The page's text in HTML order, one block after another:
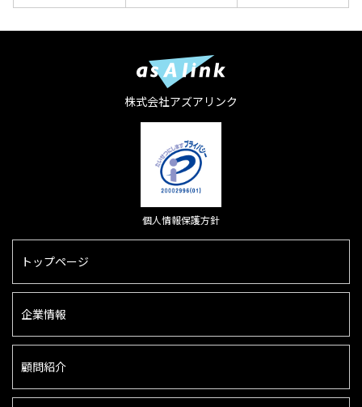
株式会社アズアリンク
個人情報保護方針
トップページ
企業情報
顧問紹介